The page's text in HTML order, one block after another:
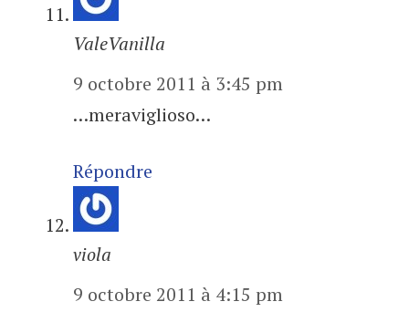
ValeVanilla
9 octobre 2011 à 3:45 pm
…meraviglioso…
Répondre
viola
9 octobre 2011 à 4:15 pm